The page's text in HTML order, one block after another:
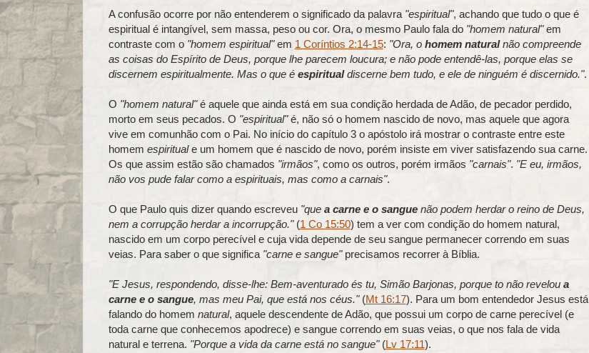
A confusão ocorre por não entenderem o significado da palavra "espiritual", achando que tudo o que é
espiritual é intangível, sem massa, peso ou cor. Ora, o mesmo Paulo fala do "homem natural"em
contraste com o "homem espiritual"em 1 Coríntios 2:14-15: "Ora, o homem naturalnão compreende
as coisas do Espírito de Deus, porque lhe parecem loucura; e não pode entendê-las, porque elas se
discernem espiritualmente. Mas o que é espiritualdiscerne bem tudo, e ele de ninguém é discernido.".
O "homem natural"é aquele que ainda está em sua condição herdada de Adão, de pecador perdido,
morto em seus pecados. O "espiritual"é, não só o homem nascido de novo, mas aquele que agora
vive em comunhão com o Pai. No início do capítulo 3 o apóstolo irá mostrar o contraste entre este
homem espirituale um homem que é nascido de novo, porém insiste em viver satisfazendo sua carne.
Os que assim estão são chamados "irmãos", como os outros, porém irmãos "carnais". "E eu, irmãos,
não vos pude falar como a espirituais, mas como a carnais".
O que Paulo quis dizer quando escreveu "que a carne e o sanguenão podem herdar o reino de Deus,
nem a corrupção herdar a incorrupção."(1 Co 15:50) tem a ver com condição do homem natural,
nascido em um corpo perecível e cuja vida depende de seu sangue permanecer correndo em suas
veias. Para saber o que significa "carne e sangue"precisamos recorrer à Bíblia.
"E Jesus, respondendo, disse-lhe: Bem-aventurado és tu, Simão Barjonas, porque to não revelou a
carne e o sangue, mas meu Pai, que está nos céus."(Mt 16:17). Para um bom entendedor Jesus está
falando do homem natural, aquele descendente de Adão, que possui um corpo de carne perecível (e
toda carne que conhecemos apodrece) e sangue correndo em suas veias, o que nos fala de vida
natural e terrena. "Porque a vida da carne está no sangue"(Lv 17:11).